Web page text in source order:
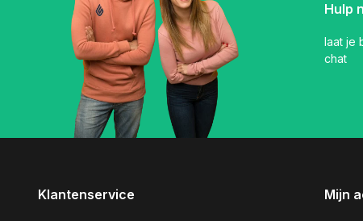
Hulp
laat je
chat
Klantenservice Mijn